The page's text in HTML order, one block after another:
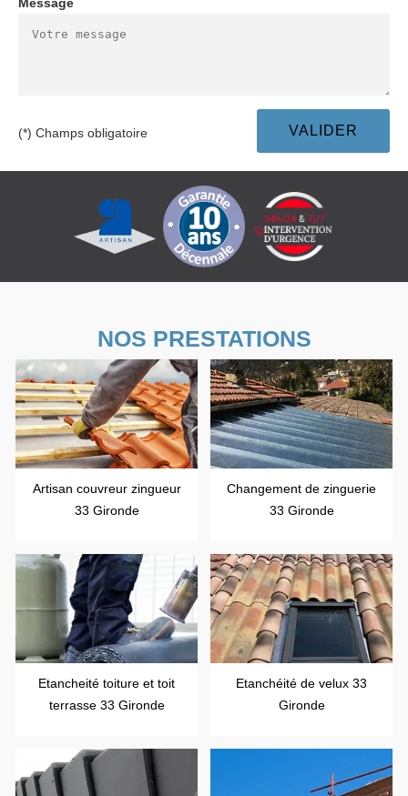
(*) Champs obligatoire
NOS PRESTATIONS
Artisan couvreur zingueur
33 Gironde
Changement de zinguerie
33 Gironde
Etancheité toiture et toit
terrasse 33 Gironde
Etanchéité de velux 33
Gironde